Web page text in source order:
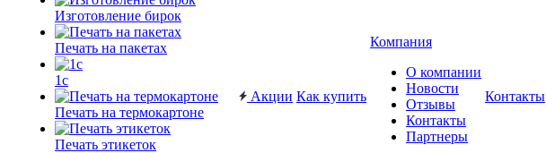
Изготовление бирок
Печать на пакетах
1c
Печать на термокартоне
Печать этикеток
Акции Как купить
Компания
О компании
Новости
Отзывы
Контакты
Партнеры
Контакты